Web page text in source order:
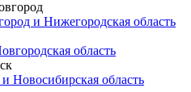
и Нижегородская область
область
Новосибирская область